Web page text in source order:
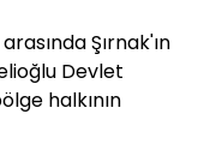
Şırnak'ın
Devlet
halkının